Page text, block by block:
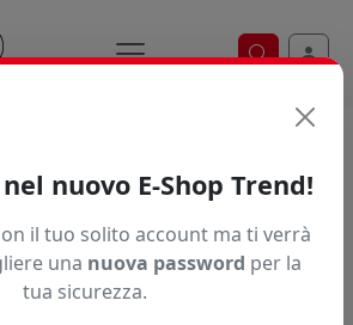
Ricerca
nuovo E-Shop Trend!
il tuo solito account ma ti verrà
una nuova password per la
tua sicurezza.